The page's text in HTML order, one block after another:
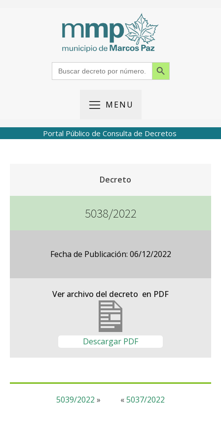
Search
for:
Search Button
MENU
Portal Público de Consulta de Decretos
Decreto
5038/2022
Fecha de Publicación: 06/12/2022
Ver archivo del decreto en PDF
Descargar PDF
«5037/2022
5039/2022 »